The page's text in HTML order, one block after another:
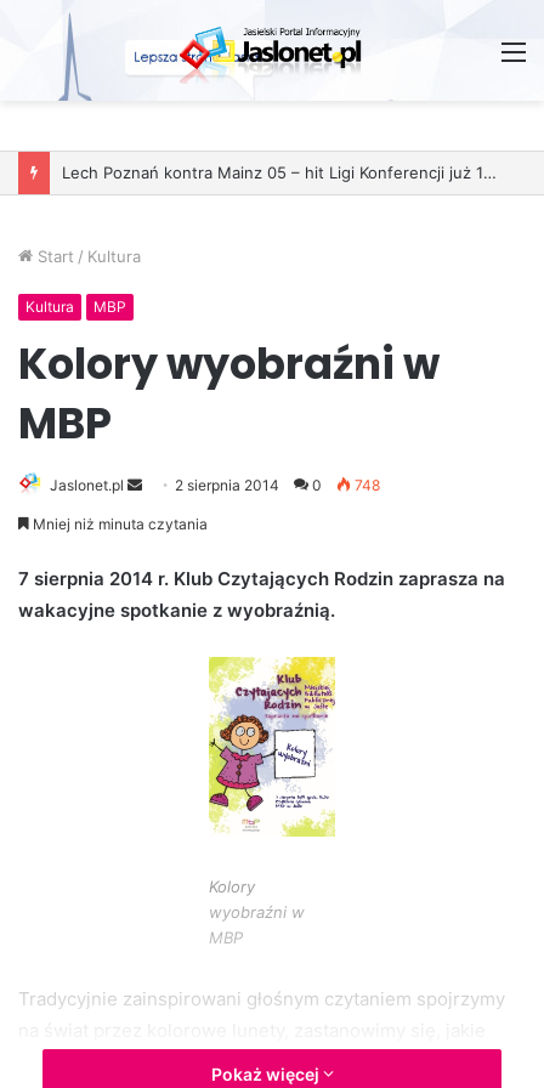
Start / Kultura
Kultura MBP
Kolory wyobraźni w
MBP
Jaslonet.pl
d
a
2 sierpnia 2014 0 748
Mniej niż minuta czytania
7 sierpnia 2014 r. Klub Czytających Rodzin zaprasza na
wakacyjne spotkanie z wyobraźnią.
Kolory
wyobraźni w
MBP
Tradycyjnie zainspirowani głośnym czytaniem spojrzymy
Pokaż więcej